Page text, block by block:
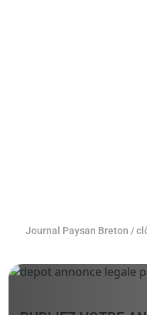
Journal Paysan Breton /